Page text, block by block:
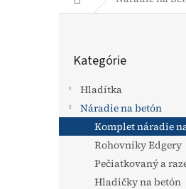
a
kategórie
Kategórie
Hladítka
Náradie na betón
Komplet náradie
Rohovníky Edgery
Pečiatkovaný a
Hladičky na betón